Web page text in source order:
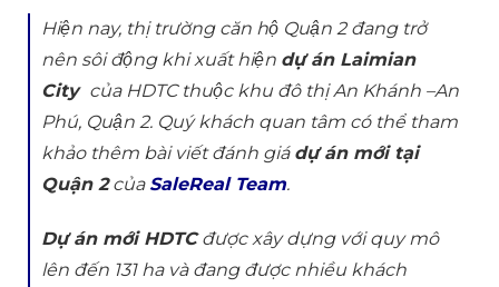
Hiện nay, thị trường căn hộ Quận 2 đang trở
nên sôi động khi xuất hiện dự án Laimian
City của HDTC thuộc khu đô thị An Khánh –An
Phú, Quận 2. Quý khách quan tâm có thể tham
khảo thêm bài viết đánh giá dự án mới tại
Quận 2của SaleReal Team.
Dự án mới HDTCđược xây dựng với quy mô
lên đến 131 ha và đang được nhiều khách